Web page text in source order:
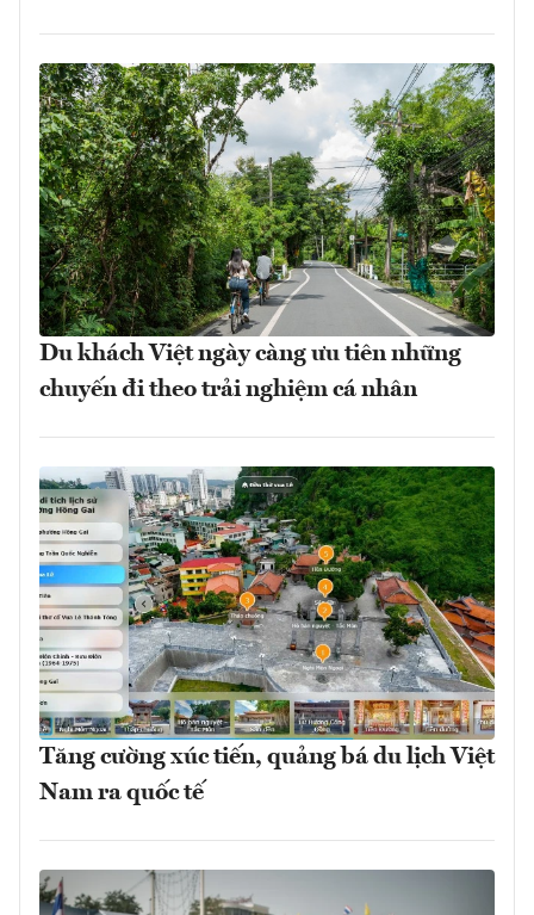
Du khách Việt ngày càng ưu tiên những
chuyến đi theo trải nghiệm cá nhân
Tăng cường xúc tiến, quảng bá du lịch Việt
Nam ra quốc tế